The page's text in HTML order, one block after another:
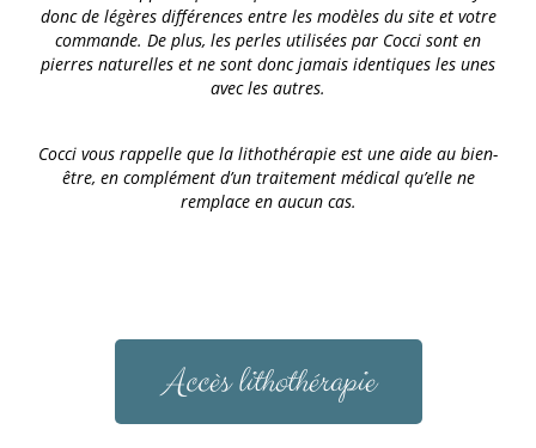
donc de légères différences entre les modèles du site et votre
commande. De plus, les perles utilisées par Cocci sont en
pierres naturelles et ne sont donc jamais identiques les unes
avec les autres.
Cocci vous rappelle que la lithothérapie est une aide au bien-
être, en complément d’un traitement médical qu’elle ne
remplace en aucun cas.
Accès lithothérapie